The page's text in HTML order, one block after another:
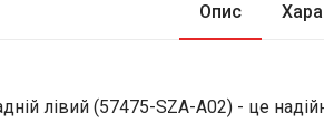
Опис
лівий (57475-SZA-A02) - це